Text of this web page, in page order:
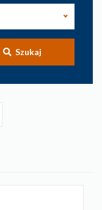
Szukaj